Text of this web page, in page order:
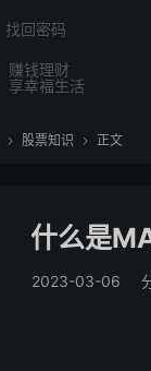
赚钱理财
享幸福生活
找回密码
 股票知识  正文
什么是
2023-03-06